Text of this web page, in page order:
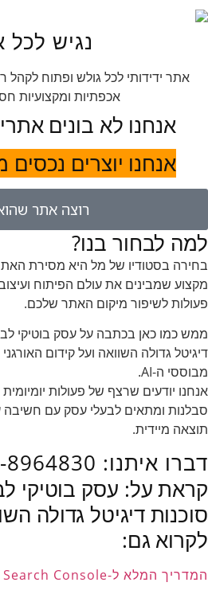
נגיש
אתר ידידותי לכל גולש ופתוח
אכפתיות ומקצועיות
אנחנו לא בונים
אנחנו יוצרים נכסים
רוצה אתר
למה לבחור בנו?
בחירה בסטודיו של מל היא מסירת
מקצוע שמבינים את עולם הפיתוח
פעולות לשיפור מיקום האתר שלכם.
ממש כמו כאן בכתבה על עסק בוטיקי
דיגיטל גדולה השוואה ועל קידום
מבוססי ה-AI.
אנחנו יודעים שרצף של פעולות יומיומית
סבלנות ומתאים לבעלי עסק עם
תוצאה מיידית.
דברו איתנו: 054-8964830
קראת על: עסק בוטיקי
סוכנות דיגיטל גדולה
לקרוא גם:
המדריך המלא ל-Search Console